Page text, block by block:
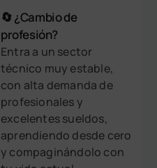
🔄 ¿Cambio de
profesión?
Entra a un sector
técnico muy estable,
con alta demanda de
profesionales y
excelentes sueldos,
aprendiendo desde cero
y compaginándolo con